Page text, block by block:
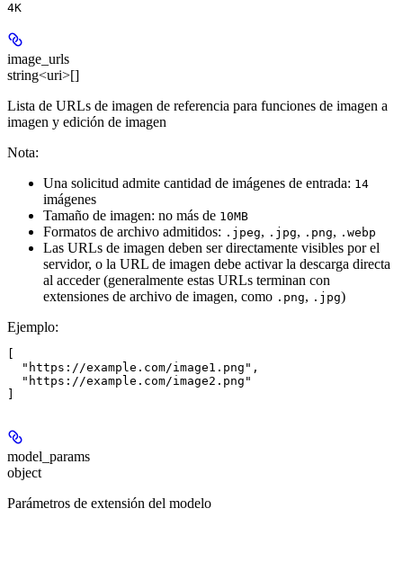
4K
image_urls
string<uri>[]
Lista de URLs de imagen de referencia para funciones de imagen a
imagen y edición de imagen
Nota:
Una solicitud admite cantidad de imágenes de entrada: 14
imágenes
Tamaño de imagen: no más de 10MB
Formatos de archivo admitidos: .jpeg, .jpg, .png, .webp
Las URLs de imagen deben ser directamente visibles por el
servidor, o la URL de imagen debe activar la descarga directa
al acceder (generalmente estas URLs terminan con
extensiones de archivo de imagen, como .png, .jpg)
Ejemplo:
  "https://example.com/image1.png",
  "https://example.com/image2.png"
model_params
object
Parámetros de extensión del modelo